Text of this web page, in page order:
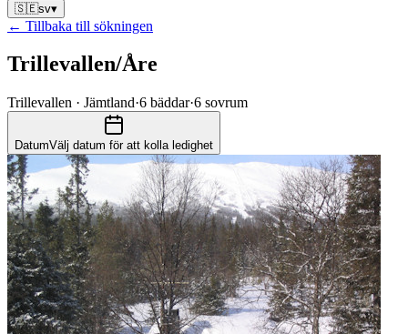
🇸🇪sv▾
← Tillbaka till sökningen
Trillevallen/Åre
Trillevallen · Jämtland·6 bäddar·6 sovrum
DatumVälj datum för att kolla ledighet